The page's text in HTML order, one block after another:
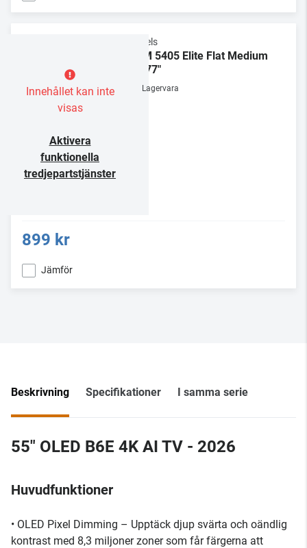
Innehållet kan inte
visas
Aktivera
funktionella
tredjepartstjänster
Vogels
TVM 5405 Elite Flat Medium
32-77"
Lagervara
899 kr
Jämför
Beskrivning Specifikationer I samma serie
55" OLED B6E 4K AI TV - 2026
Huvudfunktioner
• OLED Pixel Dimming – Upptäck djup svärta och oändlig
kontrast med 8,3 miljoner zoner som får färgerna att